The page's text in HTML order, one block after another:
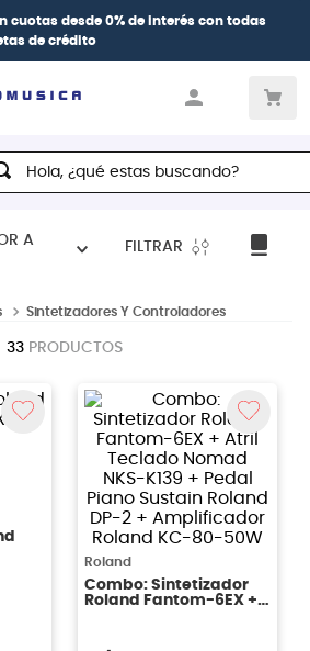
cuotas desde 0% de interés con todas
de crédito
¿qué estas buscando?
A
FILTRAR
Sintetizadores Y Controladores
33 PRODUCTOS
Roland
Combo: Sintetizador
Roland Fantom-6EX +